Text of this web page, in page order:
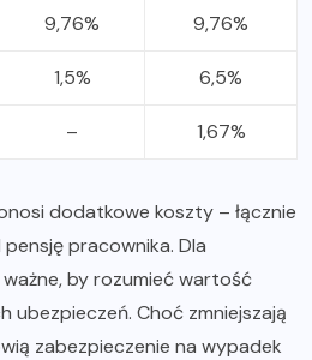
9,76% 9,76%
1,5% 6,5%
– 1,67%
dodatkowe koszty – łącznie
pracownika. Dla
by rozumieć wartość
ubezpieczeń. Choć zmniejszają
zabezpieczenie na wypadek